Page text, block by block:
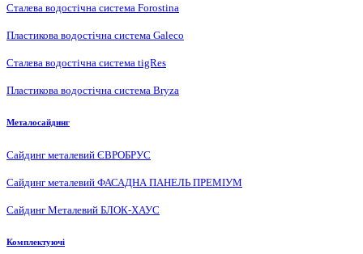
Сталева водостічна система Forostina
Пластикова водостічна система Galeco
Сталева водостічна система tigRes
Пластикова водостічна система Bryza
Металосайдинг
Сайдинг металевий ЄВРОБРУС
Сайдинг металевий ФАСАДНА ПАНЕЛЬ ПРЕМІУМ
Сайдинг Металевий БЛОК-ХАУС
Комплектуючі